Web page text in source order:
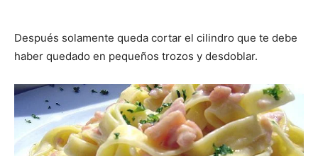
Después solamente queda cortar el cilindro que te debe
haber quedado en pequeños trozos y desdoblar.